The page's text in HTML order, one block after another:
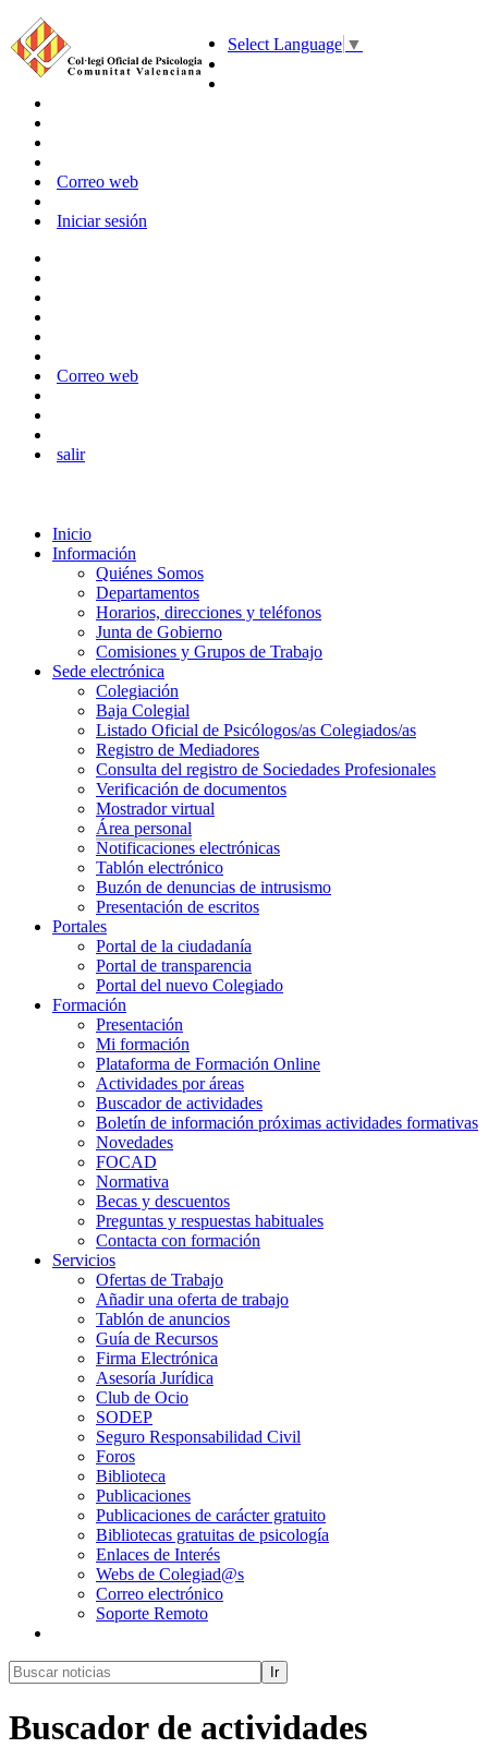
Select Language ▼
Correo web
Iniciar sesión
Correo web
salir
Inicio
Información
Quiénes Somos
Departamentos
Horarios, direcciones y teléfonos
Junta de Gobierno
Comisiones y Grupos de Trabajo
Sede electrónica
Colegiación
Baja Colegial
Listado Oficial de Psicólogos/as Colegiados/as
Registro de Mediadores
Consulta del registro de Sociedades Profesionales
Verificación de documentos
Mostrador virtual
Área personal
Notificaciones electrónicas
Tablón electrónico
Buzón de denuncias de intrusismo
Presentación de escritos
Portales
Portal de la ciudadanía
Portal de transparencia
Portal del nuevo Colegiado
Formación
Presentación
Mi formación
Plataforma de Formación Online
Actividades por áreas
Buscador de actividades
Boletín de información próximas actividades formativas
Novedades
FOCAD
Normativa
Becas y descuentos
Preguntas y respuestas habituales
Contacta con formación
Servicios
Ofertas de Trabajo
Añadir una oferta de trabajo
Tablón de anuncios
Guía de Recursos
Firma Electrónica
Asesoría Jurídica
Club de Ocio
SODEP
Seguro Responsabilidad Civil
Foros
Biblioteca
Publicaciones
Publicaciones de carácter gratuito
Bibliotecas gratuitas de psicología
Enlaces de Interés
Webs de Colegiad@s
Correo electrónico
Soporte Remoto
Ir
Buscador de actividades